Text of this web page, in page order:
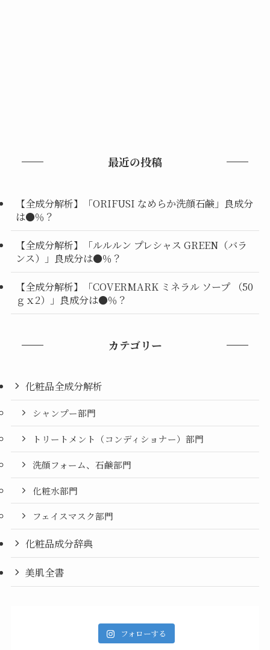
最近の投稿
【全成分解析】「ORIFUSI なめらか洗顔石鹸」良成分
は●％？
【全成分解析】「ルルルン プレシャス GREEN（バラ
ンス）」良成分は●％？
【全成分解析】「COVERMARK ミネラル ソープ （50
ｇｘ2）」良成分は●％？
カテゴリー
化粧品全成分解析
シャンプー部門
トリートメント（コンディショナー）部門
洗顔フォーム、石鹸部門
化粧水部門
フェイスマスク部門
化粧品成分辞典
美肌全書
フォローする